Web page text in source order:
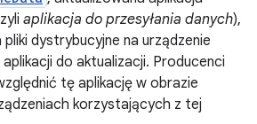
aplikacja do przesyłania danych),
dystrybucyjne na urządzenie
do aktualizacji. Producenci
tę aplikację w obrazie
korzystających z tej